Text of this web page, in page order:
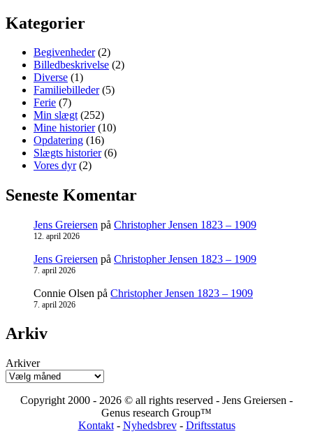
Kategorier
Begivenheder(2)
Billedbeskrivelse (2)
Diverse (1)
Familiebilleder(5)
Ferie (7)
Min slægt(252)
Mine historier(10)
Opdatering (16)
Slægts historier(6)
Vores dyr(2)
Seneste Komentar
Jens Greiersen på Christopher Jensen 1823 – 1909
12. april 2026
Jens Greiersen på Christopher Jensen 1823 – 1909
7. april 2026
Connie Olsen på Christopher Jensen 1823 – 1909
7. april 2026
Arkiv
Arkiver
Copyright 2000 - 2026 © all rights reserved - Jens Greiersen -
Genus research Group™
Kontakt- Nyhedsbrev- Driftsstatus